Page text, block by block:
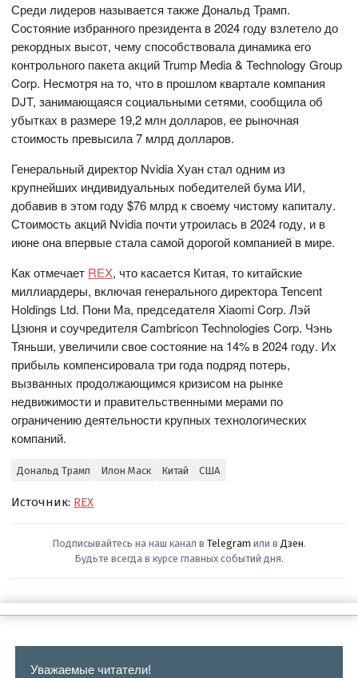
Среди лидеров называется также Дональд Трамп.
Состояние избранного президента в 2024 году взлетело до
рекордных высот, чему способствовала динамика его
контрольного пакета акций Trump Media & Technology Group
Corp. Несмотря на то, что в прошлом квартале компания
DJT, занимающаяся социальными сетями, сообщила об
убытках в размере 19,2 млн долларов, ее рыночная
стоимость превысила 7 млрд долларов.
Генеральный директор Nvidia Хуан стал одним из
крупнейших индивидуальных победителей бума ИИ,
добавив в этом году $76 млрд к своему чистому капиталу.
Стоимость акций Nvidia почти утроилась в 2024 году, и в
июне она впервые стала самой дорогой компанией в мире.
Как отмечает REX, что касается Китая, то китайские
миллиардеры, включая генерального директора Tencent
Holdings Ltd. Пони Ма, председателя Xiaomi Corp. Лэй
Цзюня и соучредителя Cambricon Technologies Corp. Чэнь
Тяньши, увеличили свое состояние на 14% в 2024 году. Их
прибыль компенсировала три года подряд потерь,
вызванных продолжающимся кризисом на рынке
недвижимости и правительственными мерами по
ограничению деятельности крупных технологических
компаний.
Дональд Трамп Илон Маск Китай США
Источник: REX
Подписывайтесь на наш канал в Telegram или в Дзен.
Будьте всегда в курсе главных событий дня.
Уважаемые читатели!